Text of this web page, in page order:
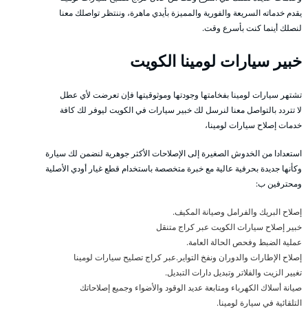
يقدم خدماته السريعة والفورية والمميزة بأيدي ماهرة، وننتظر تواصلك معنا
لنصلك أينما كنت بأسرع وقت.
خبير سيارات لومينا الكويت
تشتهر سيارات لومينا بفخامتها وجودتها وموثوقيتها فإن تعرضت لأي عطل
لا تتردد بالتواصل معنا لنرسل لك خبير سيارات في الكويت ليوفر لك كافة
خدمات إصلاح سيارات لومينا،
استعدادا من الخدوش الصغيرة إلى الإصلاحات الأكثر جوهرية لنضمن لك سيارة
وكأنها جديدة بحرفية عالية مع خبرة متخصصة باستخدام قطع غيار أودي الأصلية
ومحترفين ب:
إصلاح البريك والفرامل وصيانة المكيف.
خبير إصلاح سيارات الكويت عبر كراج متنقل
عملية الضبط وفحص الحالة العامة.
إصلاح الإطارات والدوران ونفخ التواير.عبر كراج تصليح سيارات لومينا
تغيير الزيت والفلاتر وتبديل دارات التبديل.
صيانة أسلاك الكهرباء ومتابعة عديد الوقود والأضواء وجميع إصلاحاتك
التلقائية في سيارة لومينا.